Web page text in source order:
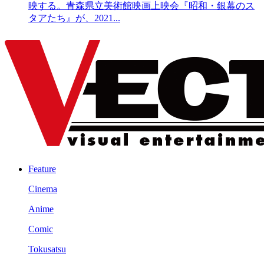
映する。青森県立美術館映画上映会『昭和・銀幕のス
タアたち』が、2021...
Feature
Cinema
Anime
Comic
Tokusatsu